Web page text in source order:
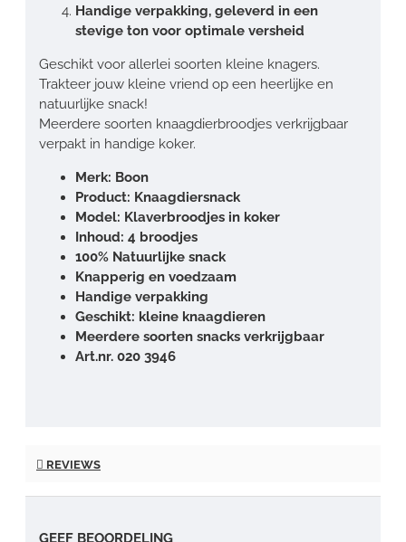
Handige verpakking, geleverd in een
stevige ton voor optimale versheid
Geschikt voor allerlei soorten kleine knagers.
Trakteer jouw kleine vriend op een heerlijke en
natuurlijke snack!
Meerdere soorten knaagdierbroodjes verkrijgbaar
verpakt in handige koker.
Merk: Boon
Product: Knaagdiersnack
Model: Klaverbroodjes in koker
Inhoud: 4 broodjes
100% Natuurlijke snack
Knapperig en voedzaam
Handige verpakking
Geschikt: kleine knaagdieren
Meerdere soorten snacks verkrijgbaar
Art.nr. 020 3946
REVIEWS
GEEF BEOORDELING